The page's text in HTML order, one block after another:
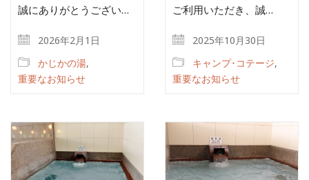
誠にありがとうござい…
2026年2月1日
かじかの湯,
重要なお知らせ
ご利用いただき、誠…
2025年10月30日
キャンプ･コテージ,
重要なお知らせ